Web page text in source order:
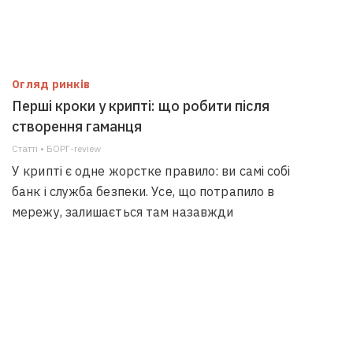
Огляд ринків
Перші кроки у крипті: що робити після
створення гаманця
Статті • БОРГ-review
У крипті є одне жорстке правило: ви самі собі
банк і служба безпеки. Усе, що потрапило в
мережу, залишається там назавжди